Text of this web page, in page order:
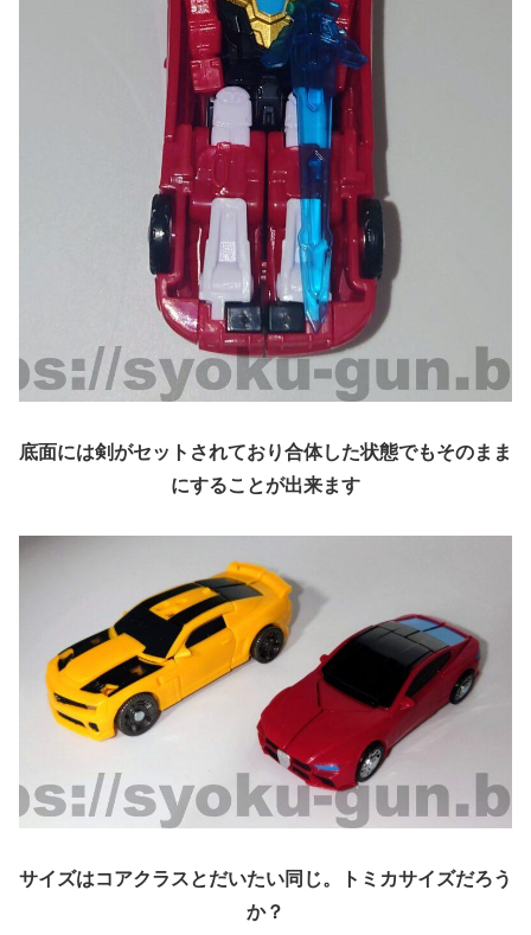
底面には剣がセットされており合体した状態でもそのまま
にすることが出来ます
サイズはコアクラスとだいたい同じ。トミカサイズだろう
か？